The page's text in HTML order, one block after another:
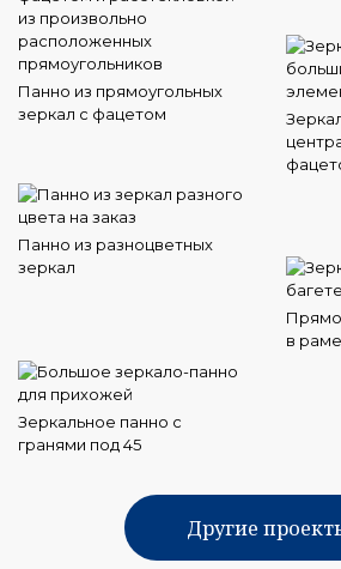
Панно из прямоугольных
зеркал с фацетом
Панно из разноцветных
зеркал
в раме
Зеркальное панно с
гранями под 45
Другие